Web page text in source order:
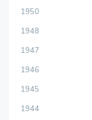
1950
1948
1947
1946
1945
1944